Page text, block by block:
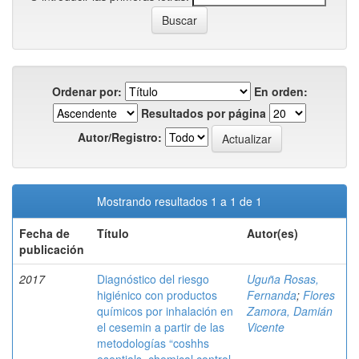
Ordenar por:
En orden:
Resultados por página
Autor/Registro:
Mostrando resultados 1 a 1 de 1
Fecha de
publicación
Título Autor(es)
2017
Diagnóstico del riesgo
higiénico con productos
químicos por inhalación en
el cesemin a partir de las
metodologías “coshhs
Uguña Rosas,
Fernanda; Flores
Zamora, Damián
Vicente